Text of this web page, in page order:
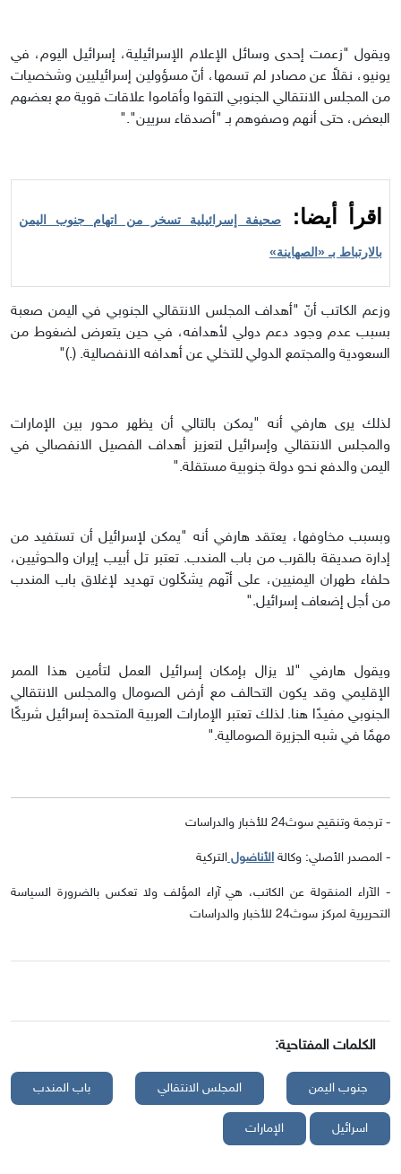
ويقول "زعمت إحدى وسائل الإعلام الإسرائيلية، إسرائيل اليوم، في
يونيو، نقلاً عن مصادر لم تسمها، أنّ مسؤولين إسرائيليين وشخصيات
من المجلس الانتقالي الجنوبي التقوا وأقاموا علاقات قوية مع بعضهم
البعض، حتى أنهم وصفوهم بـ "أصدقاء سريين"."
اقرأ أيضا: صحيفة إسرائيلية تسخر من اتهام جنوب اليمن
بالارتباط بـ «الصهاينة»
وزعم الكاتب أنّ "أهداف المجلس الانتقالي الجنوبي في اليمن صعبة
بسبب عدم وجود دعم دولي لأهدافه، في حين يتعرض لضغوط من
السعودية والمجتمع الدولي للتخلي عن أهدافه الانفصالية. (.)"
لذلك يرى هارفي أنه "يمكن بالتالي أن يظهر محور بين الإمارات
والمجلس الانتقالي وإسرائيل لتعزيز أهداف الفصيل الانفصالي في
اليمن والدفع نحو دولة جنوبية مستقلة."
وبسبب مخاوفها، يعتقد هارفي أنه "يمكن لإسرائيل أن تستفيد من
إدارة صديقة بالقرب من باب المندب. تعتبر تل أبيب إيران والحوثيين،
حلفاء طهران اليمنيين، على أنّهم يشكّلون تهديد لإغلاق باب المندب
من أجل إضعاف إسرائيل."
ويقول هارفي "لا يزال بإمكان إسرائيل العمل لتأمين هذا الممر
الإقليمي وقد يكون التحالف مع أرض الصومال والمجلس الانتقالي
الجنوبي مفيدًا هنا. لذلك تعتبر الإمارات العربية المتحدة إسرائيل شريكًا
مهمًا في شبه الجزيرة الصومالية."
- ترجمة وتنقيح سوث24 للأخبار والدراسات
- المصدر الأصلي: وكالة الأناضول التركية
- الآراء المنقولة عن الكاتب، هي آراء المؤلف ولا تعكس بالضرورة السياسة
التحريرية لمركز سوث24 للأخبار والدراسات
الكلمات المفتاحية:
جنوب اليمن المجلس الانتقالي باب المندب
اسرائيل الإمارات